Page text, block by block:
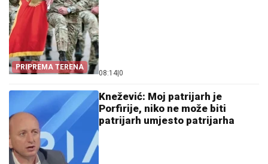
PRIPREMA TERENA
08:14 0
Knežević: Moj patrijarh je
Porfirije, niko ne može biti
patrijarh umjesto patrijarha